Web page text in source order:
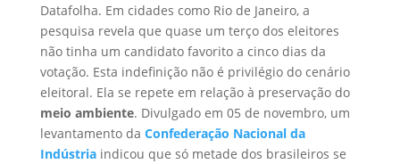
Datafolha. Em cidades como Rio de Janeiro, a
pesquisa revela que quase um terço dos eleitores
não tinha um candidato favorito a cinco dias da
votação. Esta indefinição não é privilégio do cenário
eleitoral. Ela se repete em relação à preservação do
meio ambiente. Divulgado em 05 de novembro, um
levantamento da Confederação Nacional da
Indústriaindicou que só metade dos brasileiros se